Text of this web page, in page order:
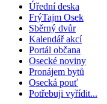
Úřední deska
FrýTajm Osek
Sběrný dvůr
Kalendář akcí
Portál občana
Osecké noviny
Pronájem bytů
Osecká pouť
Potřebuji vyřídit...